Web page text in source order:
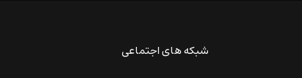
شبکه های اجتماعی